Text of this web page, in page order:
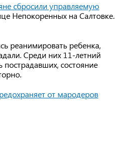
сбросили управляемую
Непокоренных на Салтовке.
реанимировать ребенка,
Среди них 11-летний
пострадавших, состояние
от мародеров